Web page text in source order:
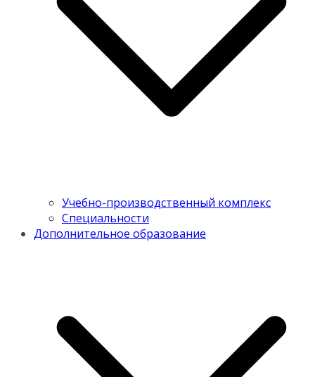
Учебно-производственный комплекс
Специальности
Дополнительное образование